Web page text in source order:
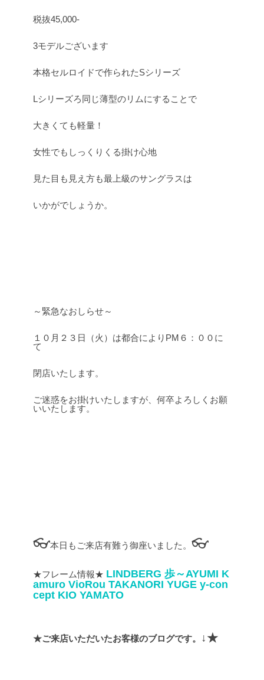
税抜45,000-
3モデルございます
本格セルロイドで作られたSシリーズ
Lシリーズろ同じ薄型のリムにすることで
大きくても軽量！
女性でもしっくりくる掛け心地
見た目も見え方も最上級のサングラスは
いかがでしょうか。
～緊急なおしらせ～
１０月２３日（火）は都合によりPM６：００に
て
閉店いたします。
ご迷惑をお掛けいたしますが、何卒よろしくお願
いいたします。
👓本日もご来店有難う御座いました。 👓
★フレーム情報★ LINDBERG 歩～AYUMI K
amuro VioRou TAKANORI YUGE y-con
cept KIO YAMATO
★ご来店いただいたお客様のブログです。 ↓★